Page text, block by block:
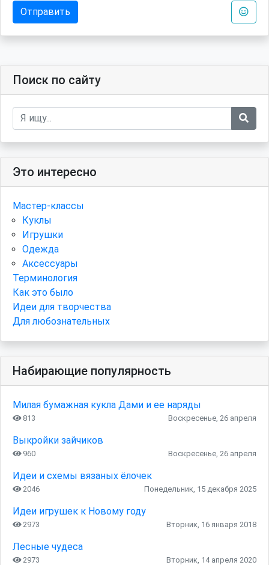
Отправить
Поиск по сайту
Это интересно
Мастер-классы
Куклы
Игрушки
Одежда
Аксессуары
Терминология
Как это было
Идеи для творчества
Для любознательных
Набирающие популярность
Милая бумажная кукла Дами и ее наряды
813 Воскресенье, 26 апреля
Выкройки зайчиков
960 Воскресенье, 26 апреля
Идеи и схемы вязаных ёлочек
2046 Понедельник, 15 декабря 2025
Идеи игрушек к Новому году
2973 Вторник, 16 января 2018
Лесные чудеса
2973 Вторник, 14 апреля 2020